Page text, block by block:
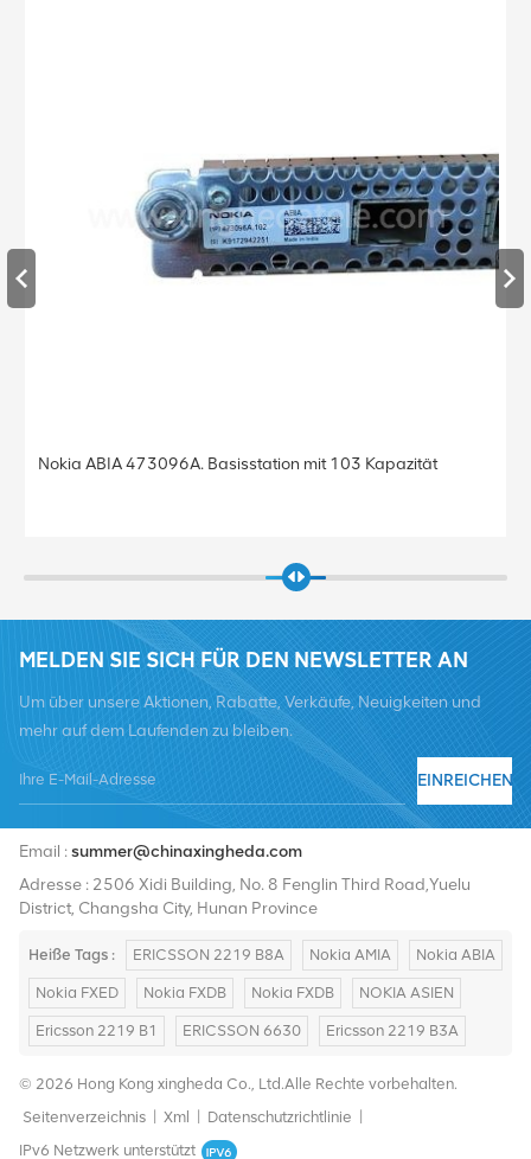
Nokia Siemens Networks Modul B PCU2-E
MELDEN SIE SICH FÜR DEN NEWSLETTER AN
Um über unsere Aktionen, Rabatte, Verkäufe, Neuigkeiten und
mehr auf dem Laufenden zu bleiben.
EINREICHEN
Email :summer@chinaxingheda.com
Adresse : 2506 Xidi Building, No. 8 Fenglin Third Road,Yuelu
District, Changsha City, Hunan Province
Heiße Tags : ERICSSON 2219 B8A Nokia AMIA Nokia ABIA
Nokia FXED Nokia FXDB Nokia FXDB NOKIA ASIEN
Ericsson 2219 B1 ERICSSON 6630 Ericsson 2219 B3A
© 2026 Hong Kong xingheda Co., Ltd.Alle Rechte vorbehalten.
Seitenverzeichnis
Xml Datenschutzrichtlinie
IPv6 Netzwerk unterstützt